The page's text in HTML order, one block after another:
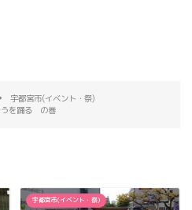
宇都宮市(イベント・祭)
うを踊る の巻
宇都宮市(イベント・祭)